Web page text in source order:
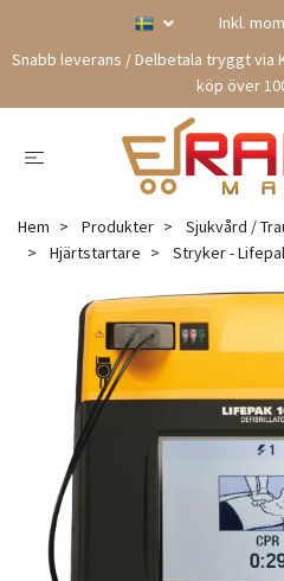
Inkl.
Snabb leverans / Delbetala tryggt via
köp över
Hem Produkter
Sjukvård /
Hjärtstartare
Stryker -